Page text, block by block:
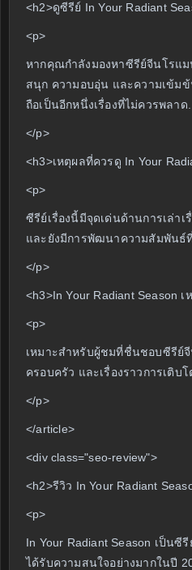
<h2>ดูซีรีย์ In Your Radiant
<p>
หากคุณกำลังมองหาซีรีย์จีนโรแ
สนุก ความอบอุ่น และความเข้มข้
ถือเป็นอีกหนึ่งเรื่องที่ไม่ควรพลาด...
</p>
<h3>เหตุผลที่ควรดู In Your
<p>
ซีรีย์เรื่องนี้มีจุดเด่นด้านการเล่า
และยังมีการพัฒนาความสัมพันธ์
</p>
<h3>In Your Radiant Season
<p>
เหมาะสำหรับผู้ชมที่ชื่นชอบซีรีย์
ครอบครัว และเรื่องราวการเติบโ
</p>
</article>
<div class="seo-review">
<h2>รีวิว In Your Radiant
<p>
In Your Radiant Season เป็น
ได้รับความสนใจอย่างมากในปี